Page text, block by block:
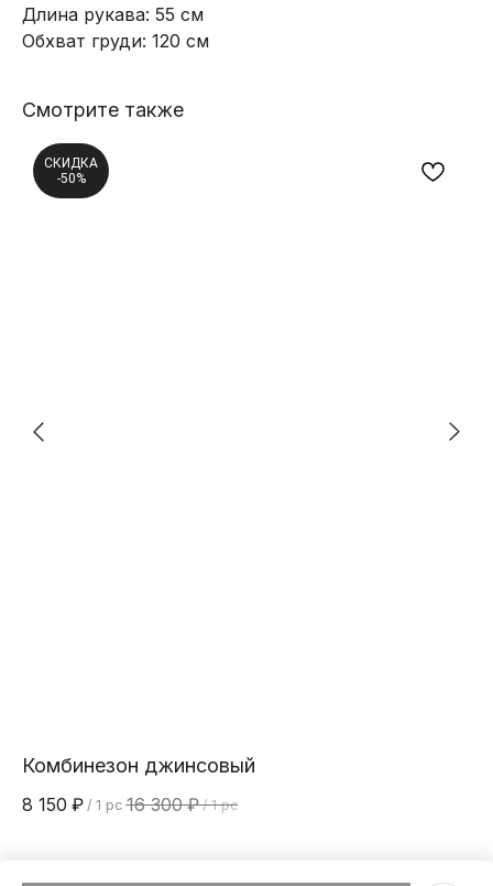
Длина рукава: 55 см
Обхват груди: 120 см
Смотрите также
СКИДКА
-50%
Комбинезон джинсовый
8 150 ₽ / 1 pc 16 300 ₽ / 1 pc